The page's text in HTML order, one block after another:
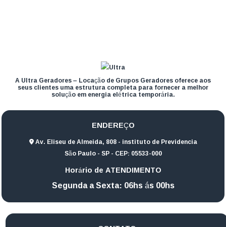
A Ultra Geradores – Locação de Grupos Geradores oferece aos
seus clientes uma estrutura completa para fornecer a melhor
solução em energia elétrica temporária.
ENDEREÇO
Av. Eliseu de Almeida, 808 - instituto de Previdencia
São Paulo - SP - CEP: 05533-000
Horário de ATENDIMENTO
Segunda a Sexta: 06hs ás 00hs